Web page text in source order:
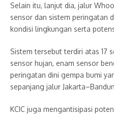
Selain itu, lanjut dia, jalur
sensor dan sistem peringatan
kondisi lingkungan serta
Sistem tersebut terdiri atas 17
sensor hujan, enam sensor
peringatan dini gempa bumi
sepanjang jalur
KCIC juga mengantisipasi